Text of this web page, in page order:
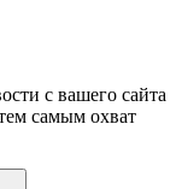
с вашего сайта
самым охват